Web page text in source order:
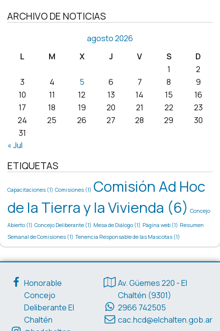
ARCHIVO DE NOTICIAS
agosto 2026
L
M X J V S
D
1
2
3
4 5 6 7 8
9
10
11 12 13 14 15
16
17
18 19 20 21 22
23
24
25 26 27 28 29
30
31
« Jul
ETIQUETAS
Capacitaciones (1) Comisiones (1) Comisión Ad Hoc
de la Tierra y la Vivienda (6) Concejo
Abierto (1) Concejo Deliberante (1) Mesa de Diálogo (1) Página web (1) Resumen
Semanal de Comisiones (1) Tenencia Responsable de las Mascotas (1)
Enlaces de interés
Honorable
Concejo
Deliberante El
Chaltén
Datos de contacto
Av. Güemes 220 - El
Chaltén (9301)
2966 742505
cac.hcd@elchalten.gob.ar